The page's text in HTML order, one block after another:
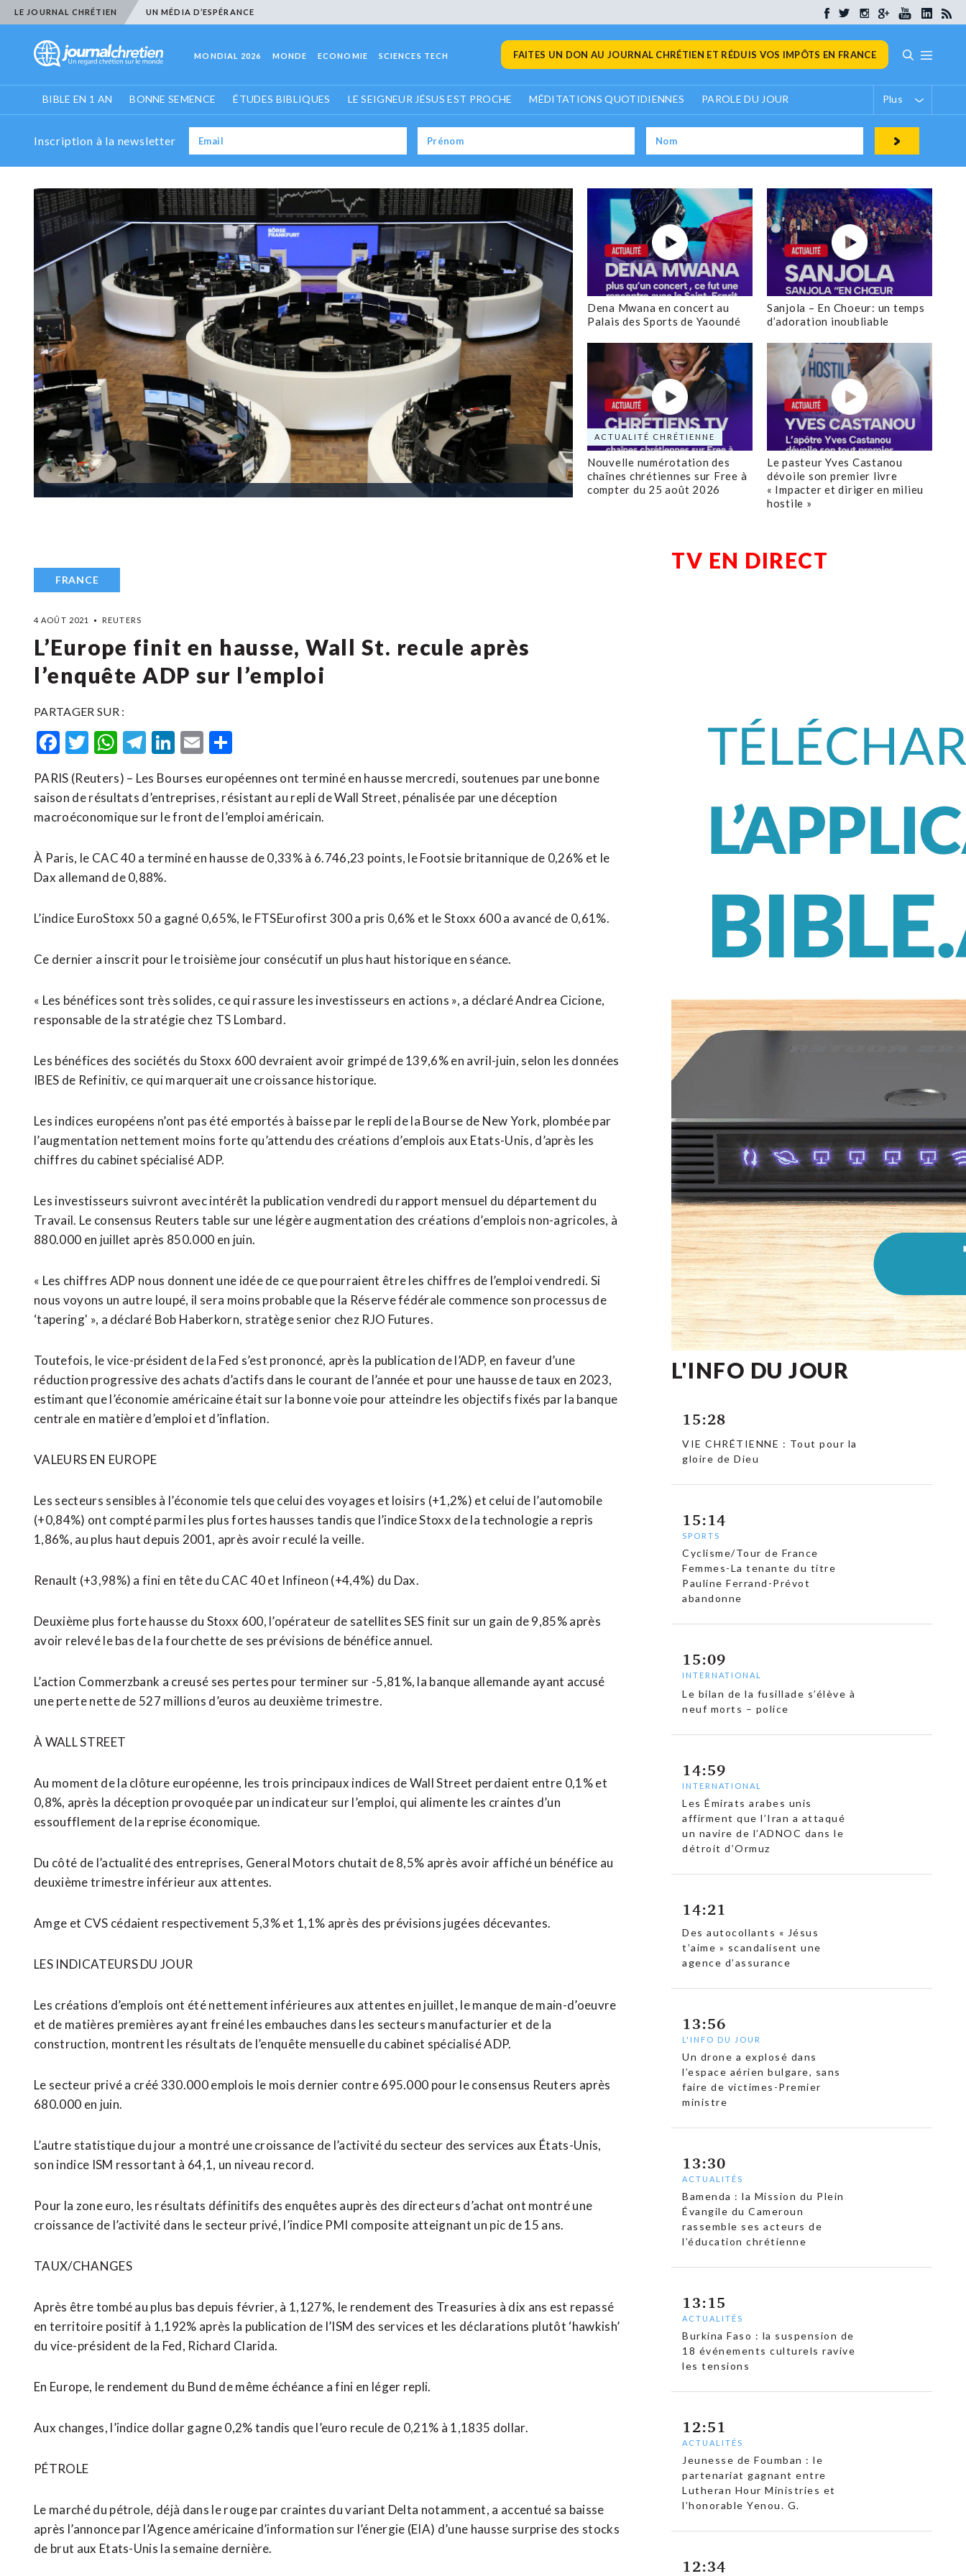
LE JOURNAL CHRÉTIEN UN MÉDIA D’ESPÉRANCE
MONDIAL 2026 MONDE ECONOMIE SCIENCES TECH FAITES UN DON AU JOURNAL CHRÉTIEN ET RÉDUIS VOS IMPÔTS EN FRANCE
BIBLE EN 1 AN BONNE SEMENCE ÉTUDES BIBLIQUES LE SEIGNEUR JÉSUS EST PROCHE MÉDITATIONS QUOTIDIENNES PAROLE DU JOUR Plus
Inscription à la newsletter
Dena Mwana en concert au
Palais des Sports de Yaoundé
Sanjola – En Choeur: un temps
d’adoration inoubliable
ACTUALITÉ CHRÉTIENNE
Nouvelle numérotation des
chaînes chrétiennes sur Free à
compter du 25 août 2026
Le pasteur Yves Castanou
dévoile son premier livre
« Impacter et diriger en milieu
hostile »
FRANCE
4 AOÛT 2021 REUTERS
L’Europe finit en hausse, Wall St. recule après
l’enquête ADP sur l’emploi
PARTAGER SUR :
Facebook
Twitter
WhatsApp
Telegram
LinkedIn
Email
PARIS (Reuters) – Les Bourses européennes ont terminé en hausse mercredi, soutenues par une bonne
saison de résultats d’entreprises, résistant au repli de Wall Street, pénalisée par une déception
macroéconomique sur le front de l’emploi américain.
À Paris, le CAC 40 a terminé en hausse de 0,33% à 6.746,23 points, le Footsie britannique de 0,26% et le
Dax allemand de 0,88%.
L’indice EuroStoxx 50 a gagné 0,65%, le FTSEurofirst 300 a pris 0,6% et le Stoxx 600 a avancé de 0,61%.
Ce dernier a inscrit pour le troisième jour consécutif un plus haut historique en séance.
« Les bénéfices sont très solides, ce qui rassure les investisseurs en actions », a déclaré Andrea Cicione,
responsable de la stratégie chez TS Lombard.
Les bénéfices des sociétés du Stoxx 600 devraient avoir grimpé de 139,6% en avril-juin, selon les données
IBES de Refinitiv, ce qui marquerait une croissance historique.
Les indices européens n’ont pas été emportés à baisse par le repli de la Bourse de New York, plombée par
l’augmentation nettement moins forte qu’attendu des créations d’emplois aux Etats-Unis, d’après les
chiffres du cabinet spécialisé ADP.
Les investisseurs suivront avec intérêt la publication vendredi du rapport mensuel du département du
Travail. Le consensus Reuters table sur une légère augmentation des créations d’emplois non-agricoles, à
880.000 en juillet après 850.000 en juin.
« Les chiffres ADP nous donnent une idée de ce que pourraient être les chiffres de l’emploi vendredi. Si
nous voyons un autre loupé, il sera moins probable que la Réserve fédérale commence son processus de
‘tapering' », a déclaré Bob Haberkorn, stratège senior chez RJO Futures.
Toutefois, le vice-président de la Fed s’est prononcé, après la publication de l’ADP, en faveur d’une
réduction progressive des achats d’actifs dans le courant de l’année et pour une hausse de taux en 2023,
estimant que l’économie américaine était sur la bonne voie pour atteindre les objectifs fixés par la banque
centrale en matière d’emploi et d’inflation.
VALEURS EN EUROPE
Les secteurs sensibles à l’économie tels que celui des voyages et loisirs (+1,2%) et celui de l’automobile
(+0,84%) ont compté parmi les plus fortes hausses tandis que l’indice Stoxx de la technologie a repris
1,86%, au plus haut depuis 2001, après avoir reculé la veille.
Renault (+3,98%) a fini en tête du CAC 40 et Infineon (+4,4%) du Dax.
Deuxième plus forte hausse du Stoxx 600, l’opérateur de satellites SES finit sur un gain de 9,85% après
avoir relevé le bas de la fourchette de ses prévisions de bénéfice annuel.
L’action Commerzbank a creusé ses pertes pour terminer sur -5,81%, la banque allemande ayant accusé
une perte nette de 527 millions d’euros au deuxième trimestre.
À WALL STREET
Au moment de la clôture européenne, les trois principaux indices de Wall Street perdaient entre 0,1% et
0,8%, après la déception provoquée par un indicateur sur l’emploi, qui alimente les craintes d’un
essoufflement de la reprise économique.
Du côté de l’actualité des entreprises, General Motors chutait de 8,5% après avoir affiché un bénéfice au
deuxième trimestre inférieur aux attentes.
Amge et CVS cédaient respectivement 5,3% et 1,1% après des prévisions jugées décevantes.
LES INDICATEURS DU JOUR
Les créations d’emplois ont été nettement inférieures aux attentes en juillet, le manque de main-d’oeuvre
et de matières premières ayant freiné les embauches dans les secteurs manufacturier et de la
construction, montrent les résultats de l’enquête mensuelle du cabinet spécialisé ADP.
Le secteur privé a créé 330.000 emplois le mois dernier contre 695.000 pour le consensus Reuters après
680.000 en juin.
L’autre statistique du jour a montré une croissance de l’activité du secteur des services aux États-Unis,
son indice ISM ressortant à 64,1, un niveau record.
Pour la zone euro, les résultats définitifs des enquêtes auprès des directeurs d’achat ont montré une
croissance de l’activité dans le secteur privé, l’indice PMI composite atteignant un pic de 15 ans.
TAUX/CHANGES
Après être tombé au plus bas depuis février, à 1,127%, le rendement des Treasuries à dix ans est repassé
en territoire positif à 1,192% après la publication de l’ISM des services et les déclarations plutôt ‘hawkish’
du vice-président de la Fed, Richard Clarida.
En Europe, le rendement du Bund de même échéance a fini en léger repli.
Aux changes, l’indice dollar gagne 0,2% tandis que l’euro recule de 0,21% à 1,1835 dollar.
PÉTROLE
Le marché du pétrole, déjà dans le rouge par craintes du variant Delta notamment, a accentué sa baisse
après l’annonce par l’Agence américaine d’information sur l’énergie (EIA) d’une hausse surprise des stocks
de brut aux Etats-Unis la semaine dernière.
TV EN DIRECT
L'INFO DU JOUR
15:28
VIE CHRÉTIENNE : Tout pour la
gloire de Dieu
15:14
SPORTS
Cyclisme/Tour de France
Femmes-La tenante du titre
Pauline Ferrand-Prévot
abandonne
15:09
INTERNATIONAL
Le bilan de la fusillade s’élève à
neuf morts – police
14:59
INTERNATIONAL
Les Émirats arabes unis
affirment que l’Iran a attaqué
un navire de l’ADNOC dans le
détroit d’Ormuz
14:21
Des autocollants « Jésus
t’aime » scandalisent une
agence d’assurance
13:56
L'INFO DU JOUR
Un drone a explosé dans
l’espace aérien bulgare, sans
faire de victimes-Premier
ministre
13:30
ACTUALITÉS
Bamenda : la Mission du Plein
Évangile du Cameroun
rassemble ses acteurs de
l’éducation chrétienne
13:15
ACTUALITÉS
Burkina Faso : la suspension de
18 événements culturels ravive
les tensions
12:51
ACTUALITÉS
Jeunesse de Foumban : le
partenariat gagnant entre
Lutheran Hour Ministries et
l’honorable Yenou. G.
12:34